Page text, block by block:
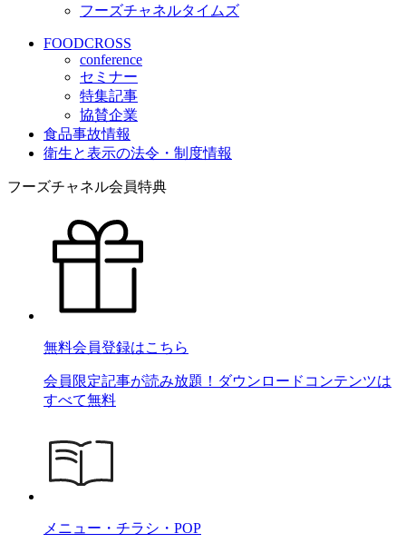
フーズチャネルタイムズ
FOODCROSS
conference
セミナー
特集記事
協賛企業
食品事故情報
衛生と表示の法令・制度情報
フーズチャネル会員特典
無料会員登録はこちら
会員限定記事が読み放題！ダウンロードコンテンツは
すべて無料
メニュー・チラシ・POP